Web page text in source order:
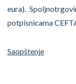
eura).
potpisnicama
Saopštenje